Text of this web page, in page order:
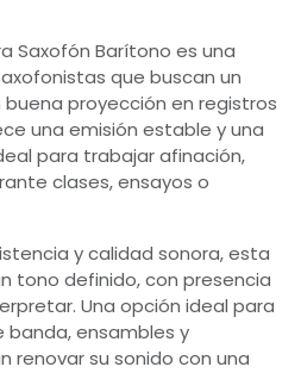
Saxofón Barítono es una
que buscan un
proyección en registros
una emisión estable y una
para trabajar afinación,
clases, ensayos o
y calidad sonora, esta
tono definido, con presencia
Una opción ideal para
ensambles y
renovar su sonido con una